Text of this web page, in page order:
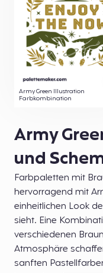
Army Green Illustration
Farbkombination
Army
und
Farbpaletten mit
hervorragend mit
einheitlichen Look
sieht. Eine
verschiedenen
Atmosphäre
sanften